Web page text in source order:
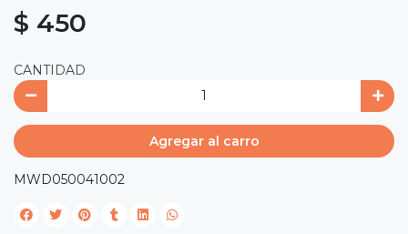
$ 450
CANTIDAD
Agregar al carro
MWD050041002